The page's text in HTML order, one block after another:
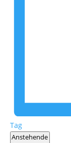
Tag
Anstehende